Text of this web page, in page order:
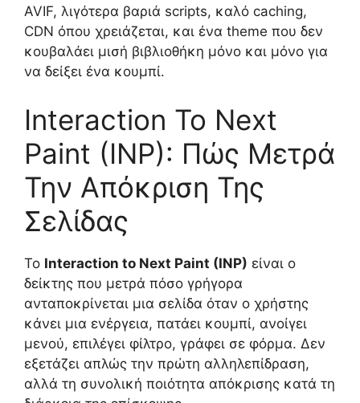
AVIF, λιγότερα βαριά scripts, καλό caching,
CDN όπου χρειάζεται, και ένα theme που δεν
κουβαλάει μισή βιβλιοθήκη μόνο και μόνο για
να δείξει ένα κουμπί.
Interaction To Next
Paint (INP): Πώς Μετρά
Την Απόκριση Της
Σελίδας
Το Interaction to Next Paint (INP) είναι ο
δείκτης που μετρά πόσο γρήγορα
ανταποκρίνεται μια σελίδα όταν ο χρήστης
κάνει μια ενέργεια, πατάει κουμπί, ανοίγει
μενού, επιλέγει φίλτρο, γράφει σε φόρμα. Δεν
εξετάζει απλώς την πρώτη αλληλεπίδραση,
αλλά τη συνολική ποιότητα απόκρισης κατά τη